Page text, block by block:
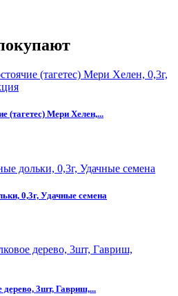
(тагетес) Мери Хелен,...
0,3г, Удачные семена
3шт, Гавриш,...